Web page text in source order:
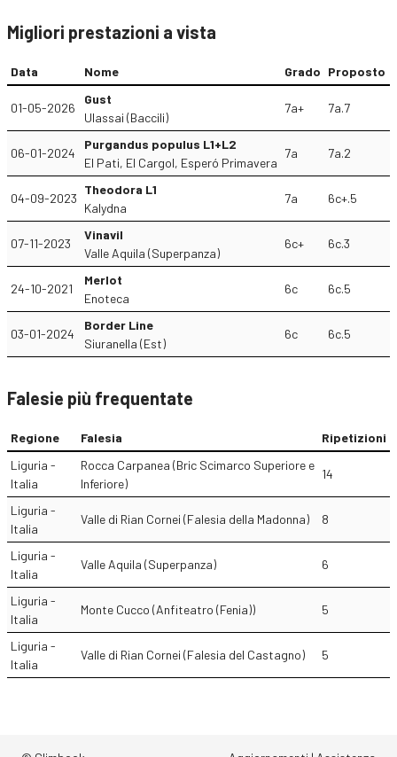
Migliori prestazioni a vista
Data Nome Grado Proposto
01-05-2026
Gust
Ulassai (Baccili)
7a+ 7a.7
06-01-2024
Purgandus populus L1+L2
El Pati, El Cargol, Esperó Primavera
7a 7a.2
04-09-2023
Theodora L1
Kalydna
7a 6c+.5
07-11-2023
Vinavil
Valle Aquila (Superpanza)
6c+ 6c.3
24-10-2021
Merlot
Enoteca
6c 6c.5
03-01-2024
Border Line
Siuranella (Est)
6c 6c.5
Falesie più frequentate
Regione Falesia
Ripetizioni
Liguria -
Italia
Rocca Carpanea (Bric Scimarco Superiore e
Inferiore)
14
Liguria -
Italia
Valle di Rian Cornei (Falesia della Madonna) 8
Liguria -
Italia
Valle Aquila (Superpanza) 6
Liguria -
Italia
Monte Cucco (Anfiteatro (Fenia)) 5
Liguria -
Italia
Valle di Rian Cornei (Falesia del Castagno) 5